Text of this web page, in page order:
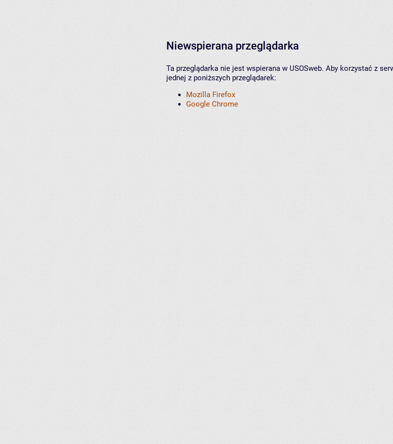
Niewspierana przeglądarka
Ta przeglądarka nie jest wspierana w USOSweb. Aby korzystać z
jednej z poniższych przeglądarek:
Mozilla Firefox
Google Chrome